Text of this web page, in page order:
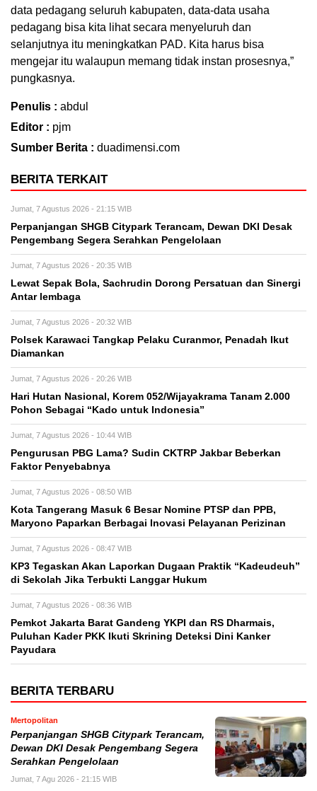
data pedagang seluruh kabupaten, data-data usaha
pedagang bisa kita lihat secara menyeluruh dan
selanjutnya itu meningkatkan PAD. Kita harus bisa
mengejar itu walaupun memang tidak instan prosesnya,”
pungkasnya.
Penulis : abdul
Editor : pjm
Sumber Berita : duadimensi.com
BERITA TERKAIT
Jumat, 7 Agustus 2026 - 21:15 WIB
Perpanjangan SHGB Citypark Terancam, Dewan DKI Desak
Pengembang Segera Serahkan Pengelolaan
Jumat, 7 Agustus 2026 - 20:35 WIB
Lewat Sepak Bola, Sachrudin Dorong Persatuan dan Sinergi
Antar lembaga
Jumat, 7 Agustus 2026 - 20:32 WIB
Polsek Karawaci Tangkap Pelaku Curanmor, Penadah Ikut
Diamankan
Jumat, 7 Agustus 2026 - 20:26 WIB
Hari Hutan Nasional, Korem 052/Wijayakrama Tanam 2.000
Pohon Sebagai “Kado untuk Indonesia”
Jumat, 7 Agustus 2026 - 10:44 WIB
Pengurusan PBG Lama? Sudin CKTRP Jakbar Beberkan
Faktor Penyebabnya
Jumat, 7 Agustus 2026 - 08:50 WIB
Kota Tangerang Masuk 6 Besar Nomine PTSP dan PPB,
Maryono Paparkan Berbagai Inovasi Pelayanan Perizinan
Jumat, 7 Agustus 2026 - 08:47 WIB
KP3 Tegaskan Akan Laporkan Dugaan Praktik “Kadeudeuh”
di Sekolah Jika Terbukti Langgar Hukum
Jumat, 7 Agustus 2026 - 08:36 WIB
Pemkot Jakarta Barat Gandeng YKPI dan RS Dharmais,
Puluhan Kader PKK Ikuti Skrining Deteksi Dini Kanker
Payudara
BERITA TERBARU
Mertopolitan
Perpanjangan SHGB Citypark Terancam,
Dewan DKI Desak Pengembang Segera
Serahkan Pengelolaan
Jumat, 7 Agu 2026 - 21:15 WIB